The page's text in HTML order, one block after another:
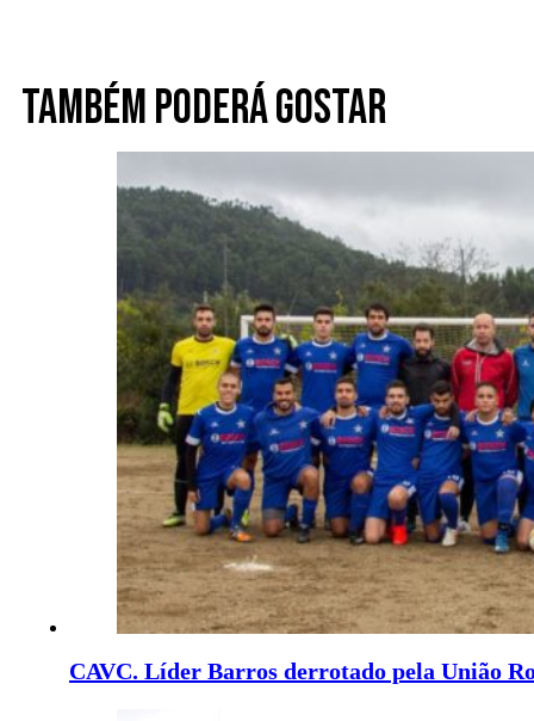
Também poderá gostar
CAVC. Líder Barros derrotado pela União